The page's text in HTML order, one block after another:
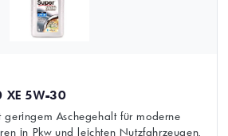
XE 5W-30
Aschegehalt für moderne
in Pkw und leichten Nutzfahrzeugen.